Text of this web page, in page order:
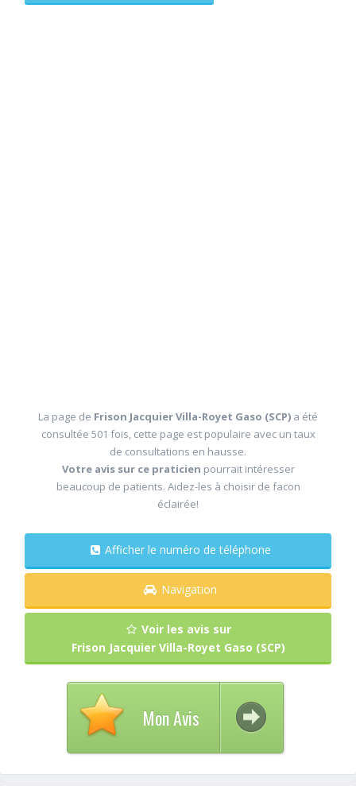
La page de Frison Jacquier Villa-Royet Gaso (SCP) a été
consultée 501 fois, cette page est populaire avec un taux
de consultations en hausse.
Votre avis sur ce praticien pourrait intéresser
beaucoup de patients. Aidez-les à choisir de facon
éclairée!
Afficher le numéro de téléphone
Navigation
Voir les avis sur
Frison Jacquier Villa-Royet Gaso (SCP)
Mon Avis